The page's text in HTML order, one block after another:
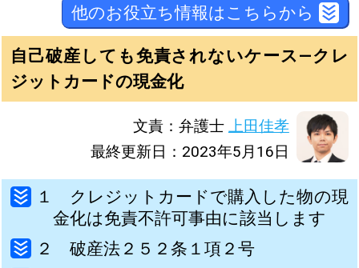
他のお役立ち情報はこちらから
自己破産しても免責されないケース―クレ
ジットカードの現金化
文責：弁護士 上田佳孝
最終更新日：2023年5月16日
１ クレジットカードで購入した物の現
金化は免責不許可事由に該当します
２ 破産法２５２条１項２号